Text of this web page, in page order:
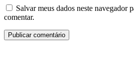
Salvar meus dados neste navegador
comentar.